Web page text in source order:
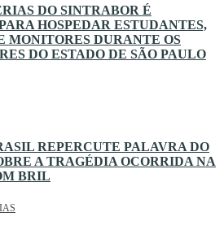
DO SINTRABOR É
HOSPEDAR ESTUDANTES,
MONITORES DURANTE OS
DO ESTADO DE SÃO PAULO
REPERCUTE PALAVRA DO
A TRAGÉDIA OCORRIDA NA
BRIL